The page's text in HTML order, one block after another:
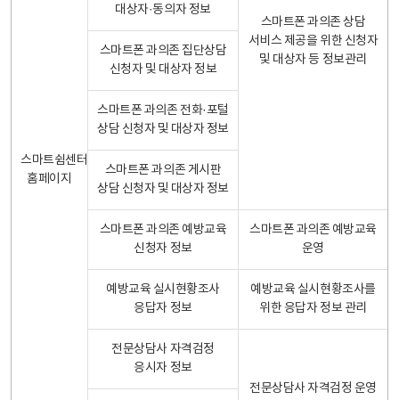
스마트쉼센터
홈페이지
스마트폰 과의존 상담
서비스 제공을 위한 신청자
및 대상자 등 정보관리
대상자·동의자 정보
스마트폰 과의존 집단상담
신청자 및 대상자 정보
스마트폰 과의존 전화·포털
상담 신청자 및 대상자 정보
스마트폰 과의존 게시판
상담 신청자 및 대상자 정보
스마트폰 과의존 예방교육
신청자 정보
스마트폰 과의존 예방교육
운영
예방교육 실시현황조사
응답자 정보
예방교육 실시현황조사를
위한 응답자 정보 관리
전문상담사 자격검정
응시자 정보
전문상담사 자격검정 운영